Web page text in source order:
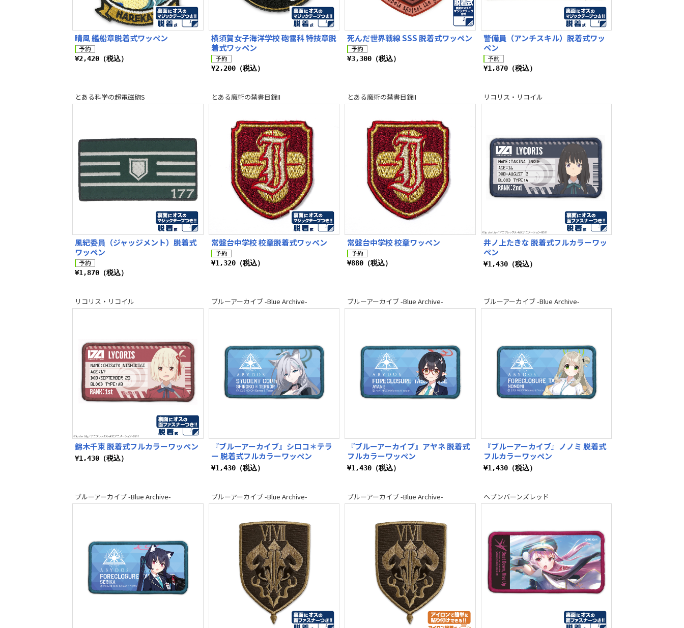
晴風 艦船章脱着式ワッペン
¥2,420（税込）
横須賀女子海洋学校 砲雷科 特技章脱
着式ワッペン
¥2,200（税込）
死んだ世界戦線 SSS 脱着式ワッペン
¥3,300（税込）
警備員（アンチスキル）脱着式ワッ
ペン
¥1,870（税込）
とある科学の超電磁砲S
風紀委員（ジャッジメント）脱着式
ワッペン
¥1,870（税込）
とある魔術の禁書目録II
常盤台中学校 校章脱着式ワッペン
¥1,320（税込）
とある魔術の禁書目録II
常盤台中学校 校章ワッペン
¥880（税込）
リコリス・リコイル
井ノ上たきな 脱着式フルカラーワッ
ペン
¥1,430（税込）
リコリス・リコイル
錦木千束 脱着式フルカラーワッペン
¥1,430（税込）
ブルーアーカイブ -Blue Archive-
『ブルーアーカイブ』シロコ＊テラ
ー 脱着式フルカラーワッペン
¥1,430（税込）
ブルーアーカイブ -Blue Archive-
『ブルーアーカイブ』アヤネ 脱着式
フルカラーワッペン
¥1,430（税込）
ブルーアーカイブ -Blue Archive-
『ブルーアーカイブ』ノノミ 脱着式
フルカラーワッペン
¥1,430（税込）
ブルーアーカイブ -Blue Archive- ブルーアーカイブ -Blue Archive- ブルーアーカイブ -Blue Archive- ヘブンバーンズレッド